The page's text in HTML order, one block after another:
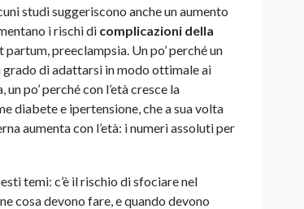
studi suggeriscono anche un aumento
i rischi di complicazioni della
preeclampsia. Un po’ perché un
di adattarsi in modo ottimale ai
po’ perché con l’età cresce la
diabete e ipertensione, che a sua volta
aumenta con l’età: i numeri assoluti per
temi: c’è il rischio di sfociare nel
cosa devono fare, e quando devono